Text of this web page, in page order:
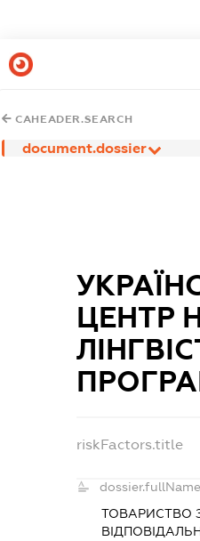
CAHEADER.SEARCH
document.dossier
ЦЕНТР
riskFactors.title
ТОВАРИСТВО